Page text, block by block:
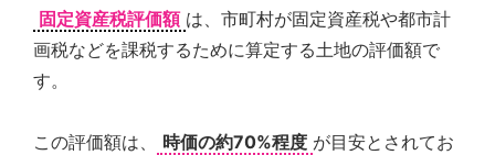
固定資産税評価額 は、市町村が固定資産税や都市計
画税などを課税するために算定する土地の評価額で
す。
この評価額は、 時価の約70%程度 が目安とされてお